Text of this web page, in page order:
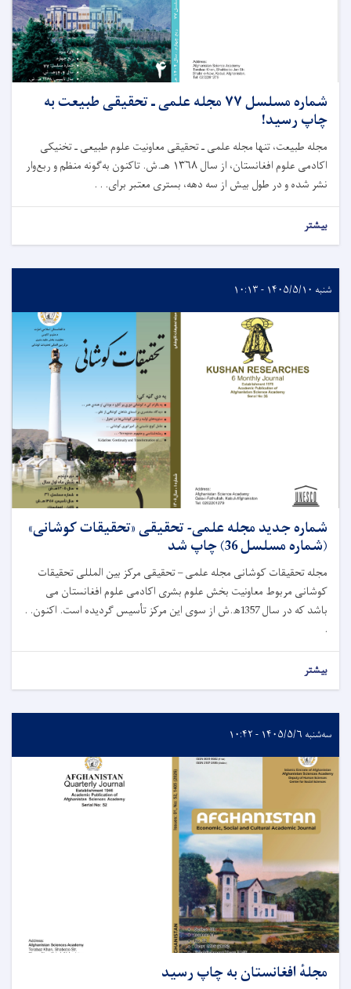
شماره مسلسل ۷۷ مجله علمی ـ تحقیقی طبیعت به
چاپ رسید!
مجله طبیعت، تنها مجله علمی ـ تحقیقی معاونیت علوم طبیعی ـ تخنیکی
اکادمی علوم افغانستان، از سال ۱۳۶۸ هـ.ش. تاکنون به‌گونه منظم و ربع‌وار
نشر شده و در طول بیش از سه دهه، بستری معتبر برای. . .
بیشتر
شنبه ۱۴۰۵/۵/۱۰ - ۱۰:۱۳
شماره جدید مجله علمی- تحقیقی «تحقیقات کوشانی»
(شماره مسلسل 36) چاپ شد
مجله تحقیقات کوشانی مجله علمی – تحقیقی مرکز بین المللی تحقیقات
کوشانی مربوط معاونیت بخش علوم بشری اکادمی علوم افغانستان می
باشد که در سال 1357ﮪ.ش از سوی این مرکز تأسیس گردیده است. اکنون. .
.
بیشتر
سه‌شنبه ۱۴۰۵/۵/۶ - ۱۰:۴۲
مجلهٔ افغانستان به چاپ رسید